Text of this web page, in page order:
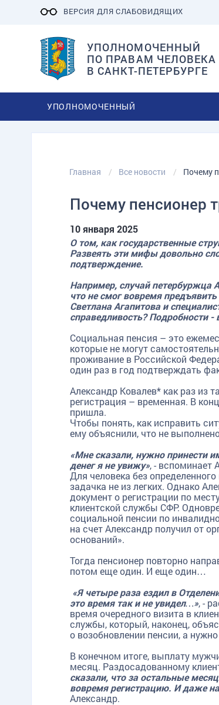
ВЕРСИЯ ДЛЯ СЛАБОВИДЯЩИХ
УПОЛНОМОЧЕННЫЙ
ПО ПРАВАМ ЧЕЛОВЕКА
В САНКТ-ПЕТЕРБУРГЕ
УПОЛНОМОЧЕННЫЙ
Главная Все новости Почему
Почему пенсионер
10 января 2025
О том, как государственные
Развеять эти мифы довольно
подтверждение.
Например, случай петербуржца
что не смог вовремя
Светлана Агапитова и
справедливость? Подробности
Социальная пенсия – это
которые не могут
проживание в Российской
один раз в год подтверждать
Александр Ковалев* как раз из
регистрация – временная. В
пришла.
Чтобы понять, как исправить
ему объяснили, что не
«Мне сказали, нужно принести
денег я не увижу», - вспоминает
Для человека без
задачка не из легких. Однако
документ о регистрации по
клиентской службы СФР.
социальной пенсии по
на счет Александр получил от
оснований».
Тогда пенсионер повторно
потом еще один. И еще один…
«Я четыре раза ездил в
это время так и не увидел…», -
время очередного визита в
службы, который, наконец,
о возобновлении пенсии, а
В конечном итоге, выплату
месяц. Раздосадованному
сказали, что за остальные
вовремя регистрацию. И даже
Александр.